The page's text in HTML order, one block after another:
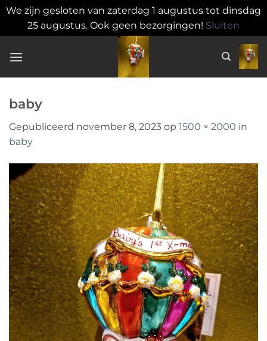
We zijn gesloten van zaterdag 1 augustus tot dinsdag
25 augustus. Ook geen bezorgingen! Sluiten
naar
baby
Gepubliceerd november 8, 2023 op 1500 × 2000 in
baby